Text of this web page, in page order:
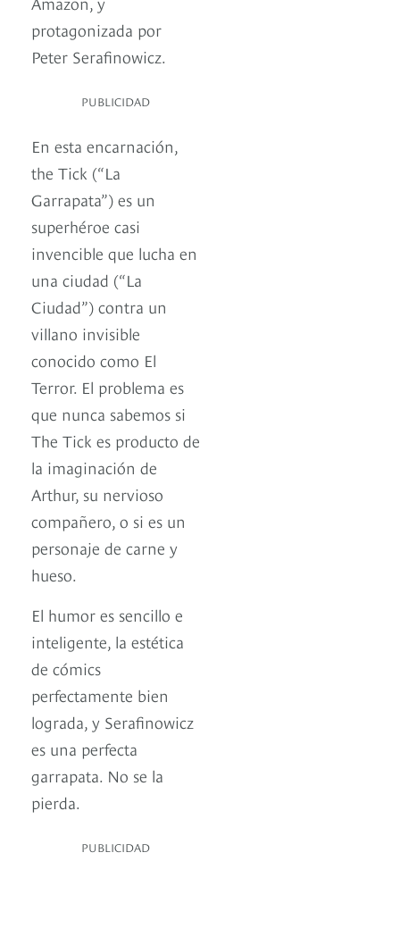
protagonizada por
Peter Serafinowicz.
PUBLICIDAD
En esta encarnación,
the Tick (“La
Garrapata”) es un
superhéroe casi
invencible que lucha en
una ciudad (“La
Ciudad”) contra un
villano invisible
conocido como El
Terror. El problema es
que nunca sabemos si
The Tick es producto de
la imaginación de
Arthur, su nervioso
compañero, o si es un
personaje de carne y
hueso.
El humor es sencillo e
inteligente, la estética
de cómics
perfectamente bien
lograda, y Serafinowicz
es una perfecta
garrapata. No se la
pierda.
PUBLICIDAD